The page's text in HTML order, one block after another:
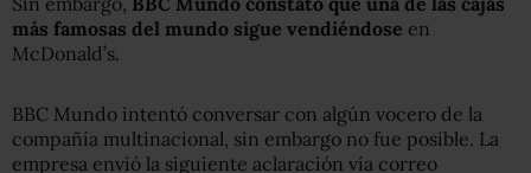
más famosas del mundo sigue vendiéndose en
McDonald’s.
BBC Mundo intentó conversar con algún vocero de la
compañía multinacional, sin embargo no fue posible. La
empresa envió la siguiente aclaración vía correo